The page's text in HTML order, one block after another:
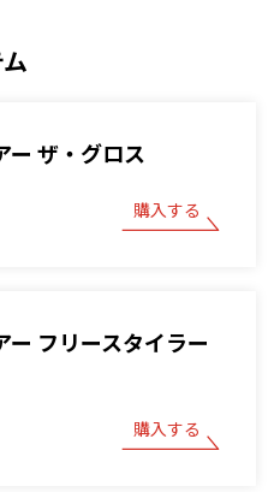
ー ザ・グロス
購入する
ー フリースタイラー
購入する